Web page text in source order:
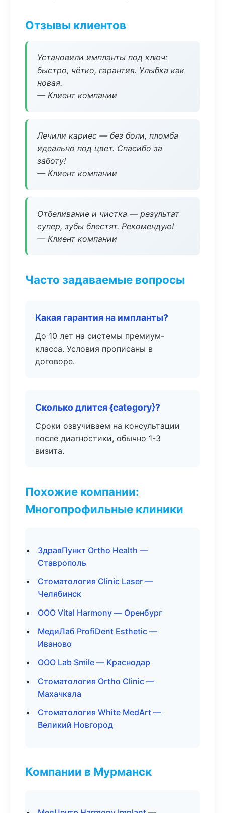
Отзывы клиентов
Установили импланты под ключ:
быстро, чётко, гарантия. Улыбка как
новая.
— Клиент компании
Лечили кариес — без боли, пломба
идеально под цвет. Спасибо за
заботу!
— Клиент компании
Отбеливание и чистка — результат
супер, зубы блестят. Рекомендую!
— Клиент компании
Часто задаваемые вопросы
Какая гарантия на импланты?
До 10 лет на системы премиум-
класса. Условия прописаны в
договоре.
Сколько длится {category}?
Сроки озвучиваем на консультации
после диагностики, обычно 1-3
визита.
Похожие компании:
Многопрофильные клиники
ЗдравПункт Ortho Health —
Ставрополь
Стоматология Clinic Laser —
Челябинск
ООО Vital Harmony — Оренбург
МедиЛаб ProfiDent Esthetic —
Иваново
ООО Lab Smile — Краснодар
Стоматология Ortho Clinic —
Махачкала
Стоматология White MedArt —
Великий Новгород
Компании в Мурманск